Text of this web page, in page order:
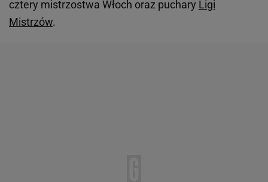
cztery mistrzostwa Włoch oraz puchary Ligi
Mistrzów.